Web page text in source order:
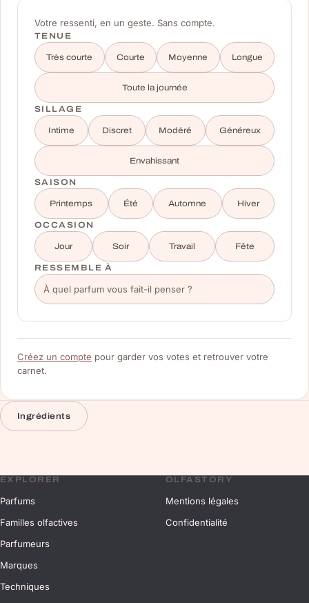
Votre ressenti, en un geste. Sans compte.
TENUE
Très courte Courte Moyenne Longue
Toute la journée
SILLAGE
Intime Discret Modéré Généreux
Envahissant
SAISON
Printemps Été Automne Hiver
OCCASION
Jour Soir Travail Fête
RESSEMBLE À
Créez un compte pour garder vos votes et retrouver votre
carnet.
Ingrédients
EXPLORER
Parfums
Familles olfactives
Parfumeurs
Marques
Techniques
OLFASTORY
Mentions légales
Confidentialité